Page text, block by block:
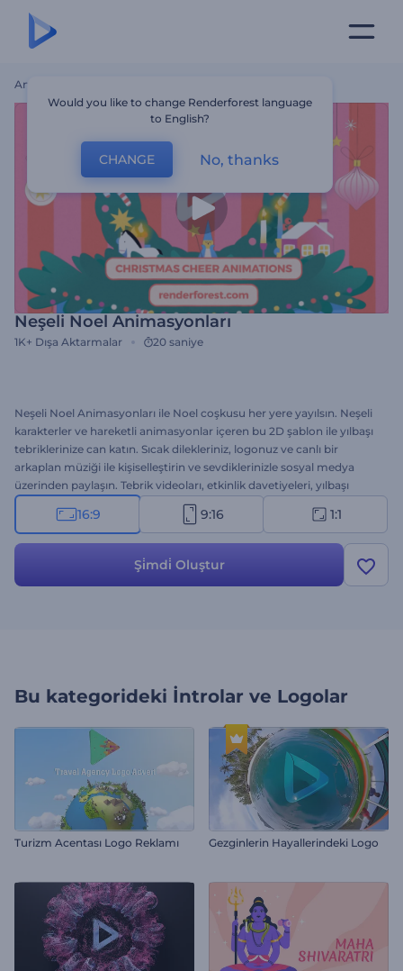
Ana Sayfa
Neşeli Noel Animasyonları
1K+ Dışa Aktarmalar 20 saniye
Neşeli Noel Animasyonları ile Noel coşkusu her yere yayılsın. Neşeli
karakterler ve hareketli animasyonlar içeren bu 2D şablon ile yılbaşı
tebriklerinize can katın. Sıcak dilekleriniz, logonuz ve canlı bir
arkaplan müziği ile kişiselleştirin ve sevdiklerinizle sosyal medya
üzerinden paylaşın. Tebrik videoları, etkinlik davetiyeleri, yılbaşı
kampanyaları ve diğer Noel temalı projeler için mükemmel bir
seçenek. Hemen oluşturun; coşkunuzu paylaşın!
16:9 9:16 1:1
Şi̇mdi̇ Oluştur
Bu kategorideki İntrolar ve Logolar
Turizm Acentası Logo Reklamı Gezginlerin Hayallerindeki Logo
Would you like to change Renderforest language
to English?
CHANGE No, thanks